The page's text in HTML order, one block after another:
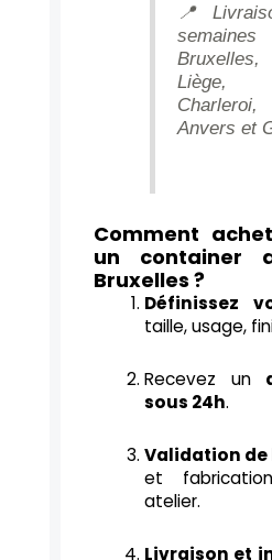
📍
Liège,
Anvers et
Comment
un container
Bruxelles ?
Définissez
taille, usage,
Recevez un
sous 24h.
Validation
et
atelier.
Livraison et